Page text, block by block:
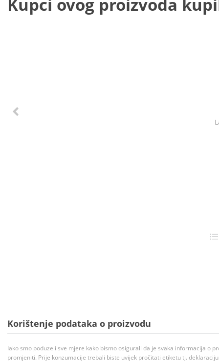
Kupci ovog proizvoda
Korištenje podataka o proizvodu
Iako smo poduzeli sve mjere kako bismo osigurali da je svaka informacija o
promjeniti. Prije konzumacije trebali biste uvijek pročitati etiketu tj.